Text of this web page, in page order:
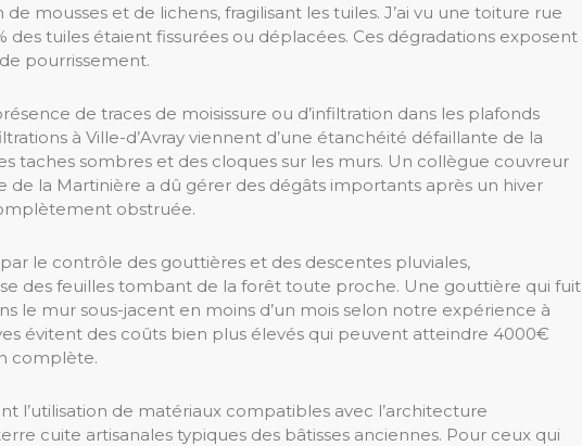
mousses et de lichens, fragilisant les tuiles. J’ai vu une toiture rue
tuiles étaient fissurées ou déplacées. Ces dégradations exposent
pourrissement.
de traces de moisissure ou d’infiltration dans les plafonds
à Ville-d’Avray viennent d’une étanchéité défaillante de la
taches sombres et des cloques sur les murs. Un collègue couvreur
de la Martinière a dû gérer des dégâts importants après un hiver
obstruée.
le contrôle des gouttières et des descentes pluviales,
des feuilles tombant de la forêt toute proche. Une gouttière qui fuit
le mur sous-jacent en moins d’un mois selon notre expérience à
évitent des coûts bien plus élevés qui peuvent atteindre 4000€
complète.
l’utilisation de matériaux compatibles avec l’architecture
cuite artisanales typiques des bâtisses anciennes. Pour ceux qui